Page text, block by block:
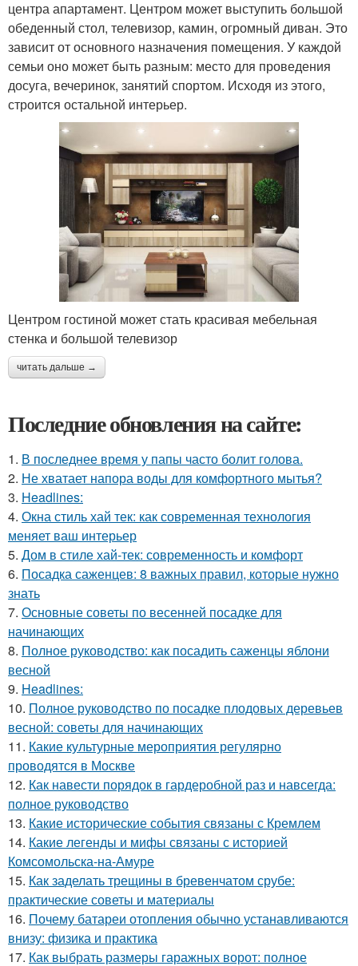
центра апартамент. Центром может выступить большой
обеденный стол, телевизор, камин, огромный диван. Это
зависит от основного назначения помещения. У каждой
семьи оно может быть разным: место для проведения
досуга, вечеринок, занятий спортом. Исходя из этого,
строится остальной интерьер.
Центром гостиной может стать красивая мебельная
стенка и большой телевизор
читать дальше →
Последние обновления на сайте:
1. В последнее время у папы часто болит голова.
2. Не хватает напора воды для комфортного мытья?
3. Headlines:
4. Окна стиль хай тек: как современная технология
меняет ваш интерьер
5. Дом в стиле хай-тек: современность и комфорт
6. Посадка саженцев: 8 важных правил, которые нужно
знать
7. Основные советы по весенней посадке для
начинающих
8. Полное руководство: как посадить саженцы яблони
весной
9. Headlines:
10. Полное руководство по посадке плодовых деревьев
весной: советы для начинающих
11. Какие культурные мероприятия регулярно
проводятся в Москве
12. Как навести порядок в гардеробной раз и навсегда:
полное руководство
13. Какие исторические события связаны с Кремлем
14. Какие легенды и мифы связаны с историей
Комсомольска-на-Амуре
15. Как заделать трещины в бревенчатом срубе:
практические советы и материалы
16. Почему батареи отопления обычно устанавливаются
внизу: физика и практика
17. Как выбрать размеры гаражных ворот: полное